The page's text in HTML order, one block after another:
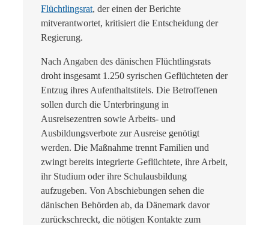
Flüchtlingsrat, der einen der Berichte
mitverantwortet, kritisiert die Entscheidung der
Regierung.
Nach Angaben des dänischen Flüchtlingsrats
droht insgesamt 1.250 syrischen Geflüchteten der
Entzug ihres Aufenthaltstitels. Die Betroffenen
sollen durch die Unterbringung in
Ausreisezentren sowie Arbeits- und
Ausbildungsverbote zur Ausreise genötigt
werden. Die Maßnahme trennt Familien und
zwingt bereits integrierte Geflüchtete, ihre Arbeit,
ihr Studium oder ihre Schulausbildung
aufzugeben. Von Abschiebungen sehen die
dänischen Behörden ab, da Dänemark davor
zurückschreckt, die nötigen Kontakte zum